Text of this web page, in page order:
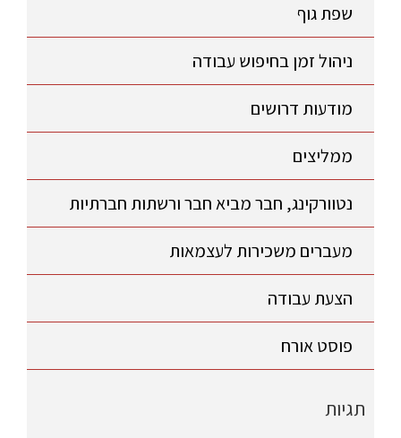
שפת גוף
ניהול זמן בחיפוש עבודה
מודעות דרושים
ממליצים
נטוורקינג, חבר מביא חבר ורשתות חברתיות
מעברים משכירות לעצמאות
הצעת עבודה
פוסט אורח
תגיות